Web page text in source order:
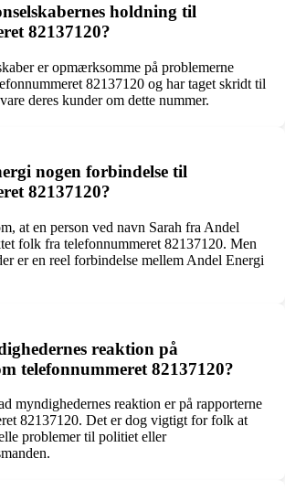
holdning til
82137120?
er opmærksomme på problemerne
82137120 og har taget skridt til
deres kunder om dette nummer.
nogen forbindelse til
82137120?
at en person ved navn Sarah fra Andel
folk fra telefonnummeret 82137120. Men
er en reel forbindelse mellem Andel Energi
reaktion på
telefonnummeret 82137120?
myndighedernes reaktion er på rapporterne
82137120. Det er dog vigtigt for folk at
problemer til politiet eller